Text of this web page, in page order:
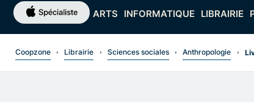
ARTS INFORMATIQUE LIBRAIRIE
Coopzone Librairie Sciences sociales Anthropologie